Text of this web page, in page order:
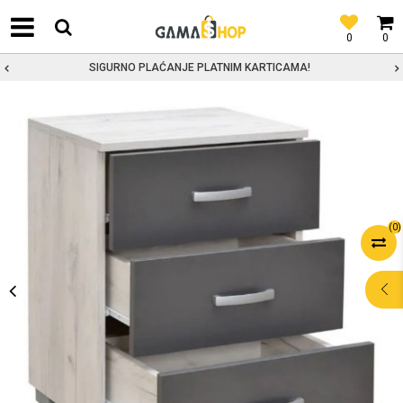
0
0
SIGURNO PLAĆANJE PLATNIM KARTICAMA!
(0)
POMOĆ PRI
KUPOVINI